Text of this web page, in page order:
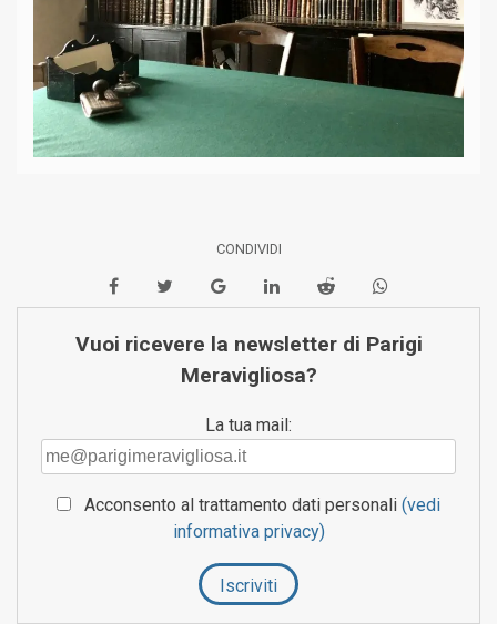
CONDIVIDI
Vuoi ricevere la newsletter di Parigi
Meravigliosa?
La tua mail:
Acconsento al trattamento dati personali (vedi
informativa privacy)